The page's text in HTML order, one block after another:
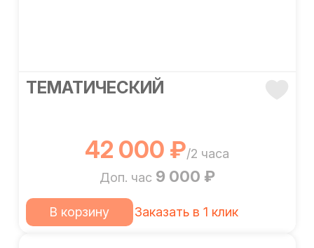
ТЕМАТИЧЕСКИЙ
42 000 ₽/2 часа
Доп. час 9 000 ₽
В корзину Заказать в 1 клик